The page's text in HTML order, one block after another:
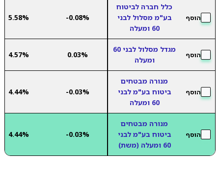
הוסף
כלל חברה לביטוח
בע"מ מסלול לבני
60 ומעלה
-0.08%
5.58%
הוסף
מגדל מסלול לבני 60
ומעלה
0.03%
4.57%
הוסף
מנורה מבטחים
ביטוח בע"מ לבני
60 ומעלה
-0.03%
4.44%
הוסף
מנורה מבטחים
ביטוח בע"מ לבני
60 ומעלה (משת)
-0.03%
4.44%